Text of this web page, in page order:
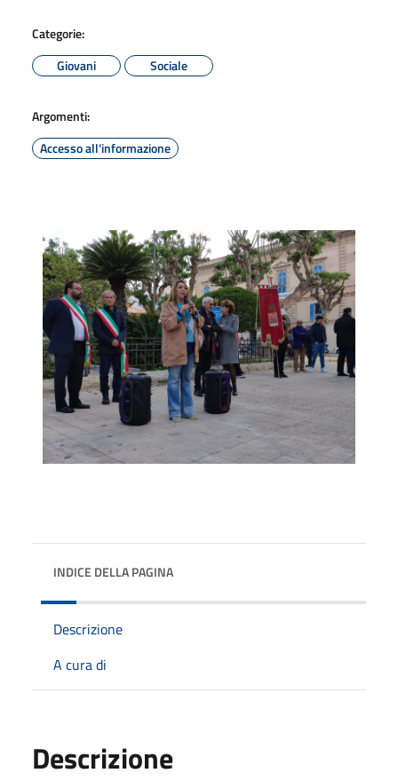
Categorie:
Giovani
Sociale
Argomenti:
Accesso all'informazione
INDICE DELLA PAGINA
Descrizione
A cura di
Descrizione